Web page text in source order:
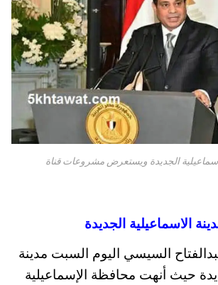
الجديدة ويستعرض مشروعات قناة
الاسماعيلية الجديدة
السيسي اليوم السبت مدينة
حيث أنهت محافظة الإسماعيلية